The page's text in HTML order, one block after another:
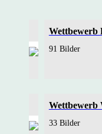
Wettbewerb
91 Bilder
Wettbewerb
33 Bilder